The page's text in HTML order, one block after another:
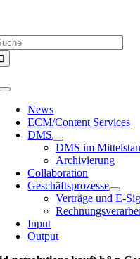
springen
Toggle
Navigation
News
ECM/Content Services
DMS
DMS im
Archivierung
Collaboration
Geschäftsprozesse
Verträge und E-
Input
Output